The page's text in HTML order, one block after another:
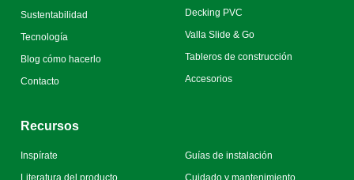
Sustentabilidad
Tecnología
Blog cómo hacerlo
Contacto
Decking PVC
Valla Slide & Go
Tableros de construcción
Accesorios
Recursos
Inspírate
Guías de instalación